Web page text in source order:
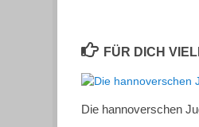
FÜR DICH
Die hannoverschen